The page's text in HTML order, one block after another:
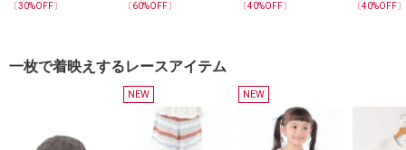
〔30%OFF〕 〔60%OFF〕 〔40%OFF〕 〔40%OFF〕
一枚で着映えするレースアイテム
NEW NEW